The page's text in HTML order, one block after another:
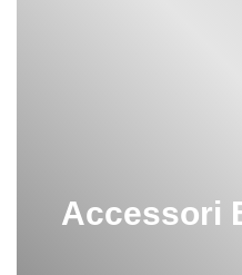
Accessori